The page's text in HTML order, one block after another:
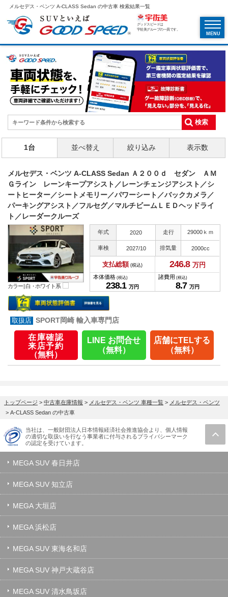
メルセデス・ベンツ A-CLASS Sedan の中古車 検索結果一覧
グッドスピードは
宇佐美グループの一員です。
MENU
1台 並べ替え 絞り込み 表示数
メルセデス・ベンツ A-CLASS Sedan Ａ２００ｄ セダン ＡＭ
Ｇライン レーンキープアシスト／レーンチェンジアシスト／シ
ートヒーター／シートメモリー／パワーシート／バックカメラ／
パーキングアシスト／フルセグ／マルチビームＬＥＤヘッドライ
ト／レーダークルーズ
カラー |白・ホワイト系
年式 2020 走行 29000ｋｍ
車検 2027/10 排気量 2000cc
支払総額 (税込) 246.8 万円
本体価格 (税込)
238.1 万円
諸費用 (税込)
8.7 万円
SPORT岡崎 輸入車専門店
在庫確認
来店予約
（無料）
LINE お問合せ
（無料）
店舗にTELする
（無料）
トップページ > 中古車在庫情報 > メルセデス・ベンツ 車種一覧 > メルセデス・ベンツ
> A-CLASS Sedan の中古車
当社は、一般財団法人日本情報経済社会推進協会より、個人情報
の適切な取扱いを行なう事業者に付与されるプライバシーマーク
の認定を受けています。
MEGA SUV 春日井店
MEGA SUV 知立店
MEGA 大垣店
MEGA 浜松店
MEGA SUV 東海名和店
MEGA SUV 神戸大蔵谷店
MEGA SUV 清水鳥坂店